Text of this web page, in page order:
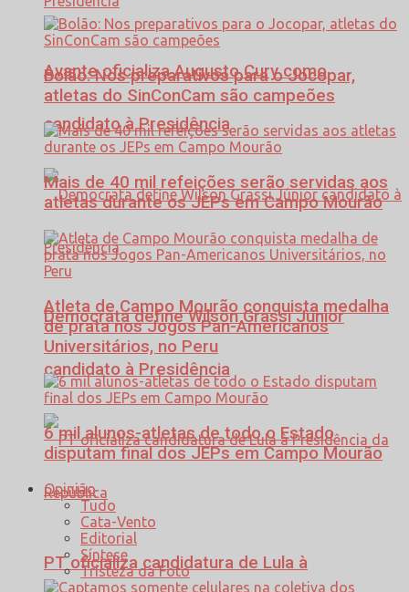
Avante oficializa Augusto Cury como
candidato à Presidência
Democrata define Wilson Grassi Júnior
candidato à Presidência
PT oficializa candidatura de Lula à
Bolão: Nos preparativos para o Jocopar,
atletas do SinConCam são campeões
Mais de 40 mil refeições serão servidas aos
atletas durante os JEPs em Campo Mourão
Atleta de Campo Mourão conquista medalha
de prata nos Jogos Pan-Americanos
Universitários, no Peru
6 mil alunos-atletas de todo o Estado
disputam final dos JEPs em Campo Mourão
Opinião
Tudo
Cata-Vento
Editorial
Síntese
Tristeza da Foto